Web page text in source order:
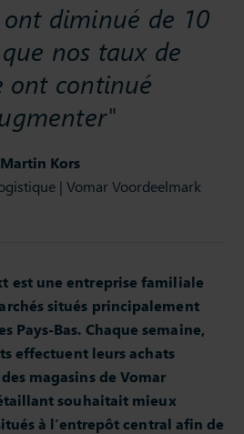
Martin Kors
| Vomar Voordeelmark
ont diminué de 10
nos taux de
ont continué
est une entreprise familiale
situés principalement
Pays-Bas. Chaque semaine,
effectuent leurs achats
magasins de Vomar
souhaitait mieux
à l’entrepôt central afin de